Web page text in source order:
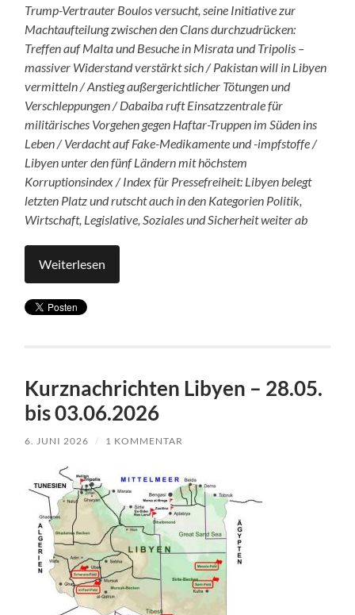
Trump-Vertrauter Boulos versucht, seine Initiative zur
Machtaufteilung zwischen den Clans durchzudrücken:
Treffen auf Malta und Besuche in Misrata und Tripolis –
massiver Widerstand verstärkt sich / Pakistan will in Libyen
vermitteln / Anstieg außergerichtlicher Tötungen und
Verschleppungen / Dabaiba ruft Einsatzzentrale für
militärisches Vorgehen gegen Haftar-Truppen im Süden ins
Leben / Verdacht auf Fake-Medikamente und -impfstoffe /
Libyen unter den fünf Ländern mit höchstem
Korruptionsindex / Index für Pressefreiheit: Libyen belegt
letzten Platz und rutscht auch in den Kategorien Politik,
Wirtschaft, Legislative, Soziales und Sicherheit weiter ab
Weiterlesen
Kurznachrichten Libyen – 28.05.
bis 03.06.2026
6. JUNI 2026 / 1 KOMMENTAR